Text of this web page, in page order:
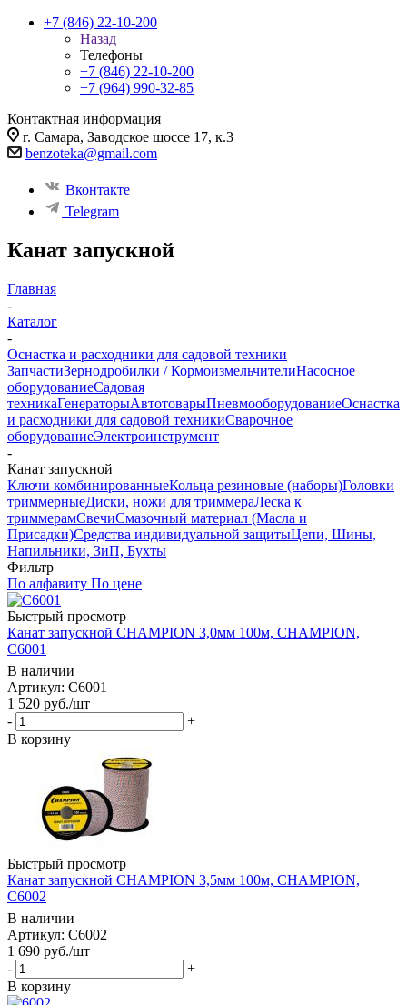
+7 (846) 22-10-200
Назад
Телефоны
+7 (846) 22-10-200
+7 (964) 990-32-85
Контактная информация
г. Самара, Заводское шоссе 17, к.3
benzoteka@gmail.com
Вконтакте
Telegram
Канат запускной
Главная
-
Каталог
-
Оснастка и расходники для садовой техники
ЗапчастиЗернодробилки / КормоизмельчителиНасосное
оборудованиеСадовая
техникаГенераторыАвтотоварыПневмооборудованиеОснастка
и расходники для садовой техникиСварочное
оборудованиеЭлектроинструмент
-
Канат запускной
Ключи комбинированныеКольца резиновые (наборы)Головки
триммерныеДиски, ножи для триммераЛеска к
триммерамСвечиСмазочный материал (Масла и
Присадки)Средства индивидуальной защитыЦепи, Шины,
Напильники, ЗиП, Бухты
Фильтр
По алфавиту По цене
Быстрый просмотр
Канат запускной CHAMPION 3,0мм 100м, CHAMPION,
C6001
В наличии
Артикул: C6001
1 520 руб./шт
-
+
В корзину
Быстрый просмотр
Канат запускной CHAMPION 3,5мм 100м, CHAMPION,
C6002
В наличии
Артикул: C6002
1 690 руб./шт
-
+
В корзину